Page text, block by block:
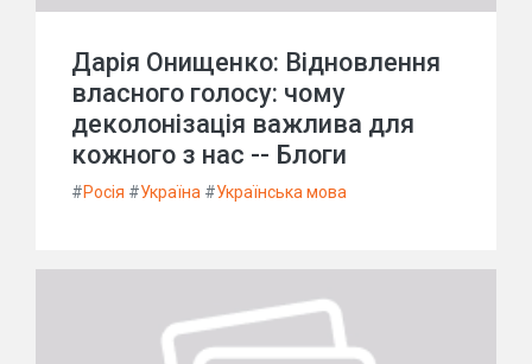
Дарія Онищенко: Відновлення
власного голосу: чому
деколонізація важлива для
кожного з нас -- Блоги
#Росія #Україна #Українська мова